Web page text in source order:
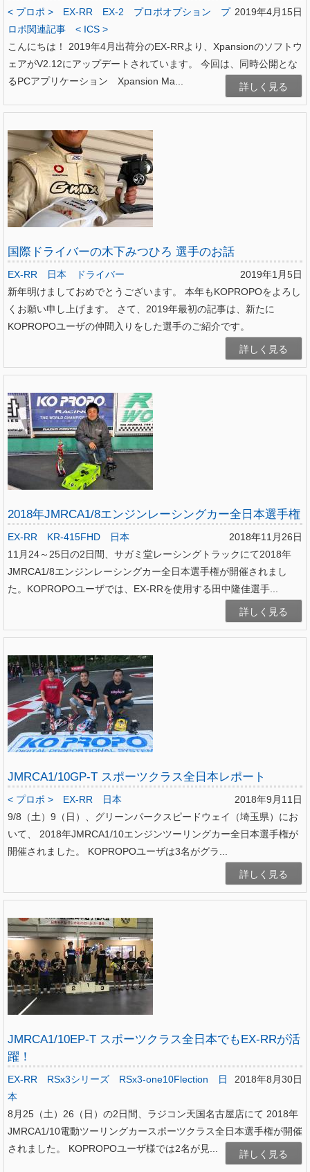
2019年4月15日
< プロポ > EX-RR EX-2 プロポオプション
プ
ロポ関連記事
< ICS >
こんにちは！ 2019年4月出荷分のEX-RRより、Xpansionのソフトウ
ェアがV2.12にアップデートされています。 今回は、同時公開とな
るPCアプリケーション Xpansion Ma...
詳しく見る
国際ドライバーの木下みつひろ 選手のお話
2019年1月5日
EX-RR 日本
ドライバー
新年明けましておめでとうございます。 本年もKOPROPOをよろし
くお願い申し上げます。 さて、2019年最初の記事は、新たに
KOPROPOユーザの仲間入りをした選手のご紹介です。
詳しく見る
2018年JMRCA1/8エンジンレーシングカー全日本選手権
2018年11月26日
EX-RR KR-415FHD
日本
11月24～25日の2日間、サガミ堂レーシングトラックにて2018年
JMRCA1/8エンジンレーシングカー全日本選手権が開催されまし
た。KOPROPOユーザでは、EX-RRを使用する田中隆佳選手...
詳しく見る
JMRCA1/10GP-T スポーツクラス全日本レポート
2018年9月11日
< プロポ > EX-RR
日本
9/8（土）9（日）、グリーンパークスピードウェイ（埼玉県）にお
いて、 2018年JMRCA1/10エンジンツーリングカー全日本選手権が
開催されました。 KOPROPOユーザは3名がグラ...
詳しく見る
JMRCA1/10EP-T スポーツクラス全日本でもEX-RRが活
躍！
2018年8月30日
EX-RR RSx3シリーズ RSx3-one10Flection
日
本
8月25（土）26（日）の2日間、ラジコン天国名古屋店にて 2018年
JMRCA1/10電動ツーリングカースポーツクラス全日本選手権が開催
されました。 KOPROPOユーザ様では2名が見...
詳しく見る